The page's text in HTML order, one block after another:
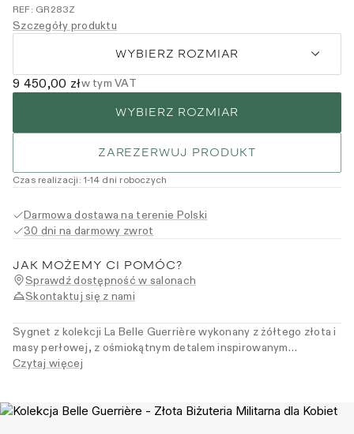
REF: GR283Z
Szczegóły produktu
WYBIERZ ROZMIAR
9 450,00 złw tym VAT
ZAREZERWUJ PRODUKT
WYBIERZ ROZMIAR
Czas realizacji :1-14 dni roboczych
Darmowa dostawa na terenie Polski
30 dni na darmowy zwrot
JAK MOŻEMY CI POMÓC?
Sprawdź dostępność w salonach
Skontaktuj się z nami
Sygnet z kolekcji La Belle Guerrière wykonany z żółtego złota i
masy perłowej, z ośmiokątnym detalem inspirowanym
architekturą renesansowej Florencji. Klasyczna forma, która
Czytaj więcej